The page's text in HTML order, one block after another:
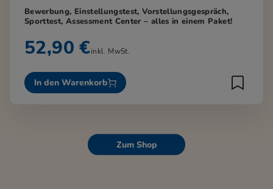
Bewerbung, Einstellungstest, Vorstellungsgespräch,
Sporttest, Assessment Center – alles in einem Paket!
52,90 €inkl. MwSt.
In den Warenkorb
Zum Shop